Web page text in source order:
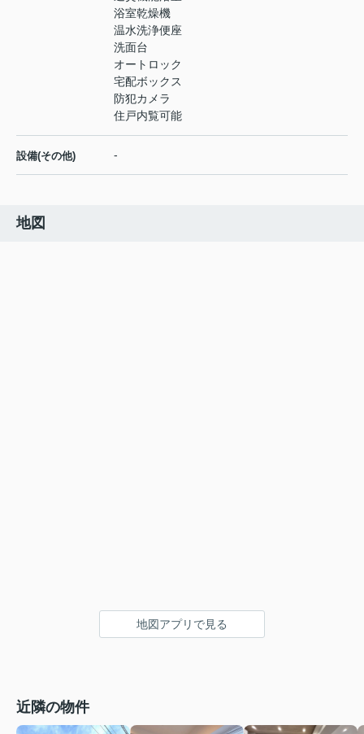
浴室乾燥機
温水洗浄便座
洗面台
オートロック
宅配ボックス
防犯カメラ
住戸内覧可能
設備(その他) -
地図
地図アプリで見る
近隣の物件